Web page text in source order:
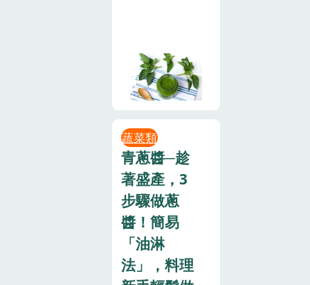
蔬菜類
青蔥醬─趁
著盛產，3
步驟做蔥
醬！簡易
「油淋
法」，料理